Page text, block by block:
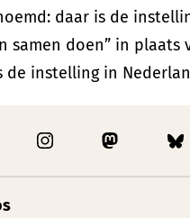
daar is de
samen doen” in plaats
de instelling in